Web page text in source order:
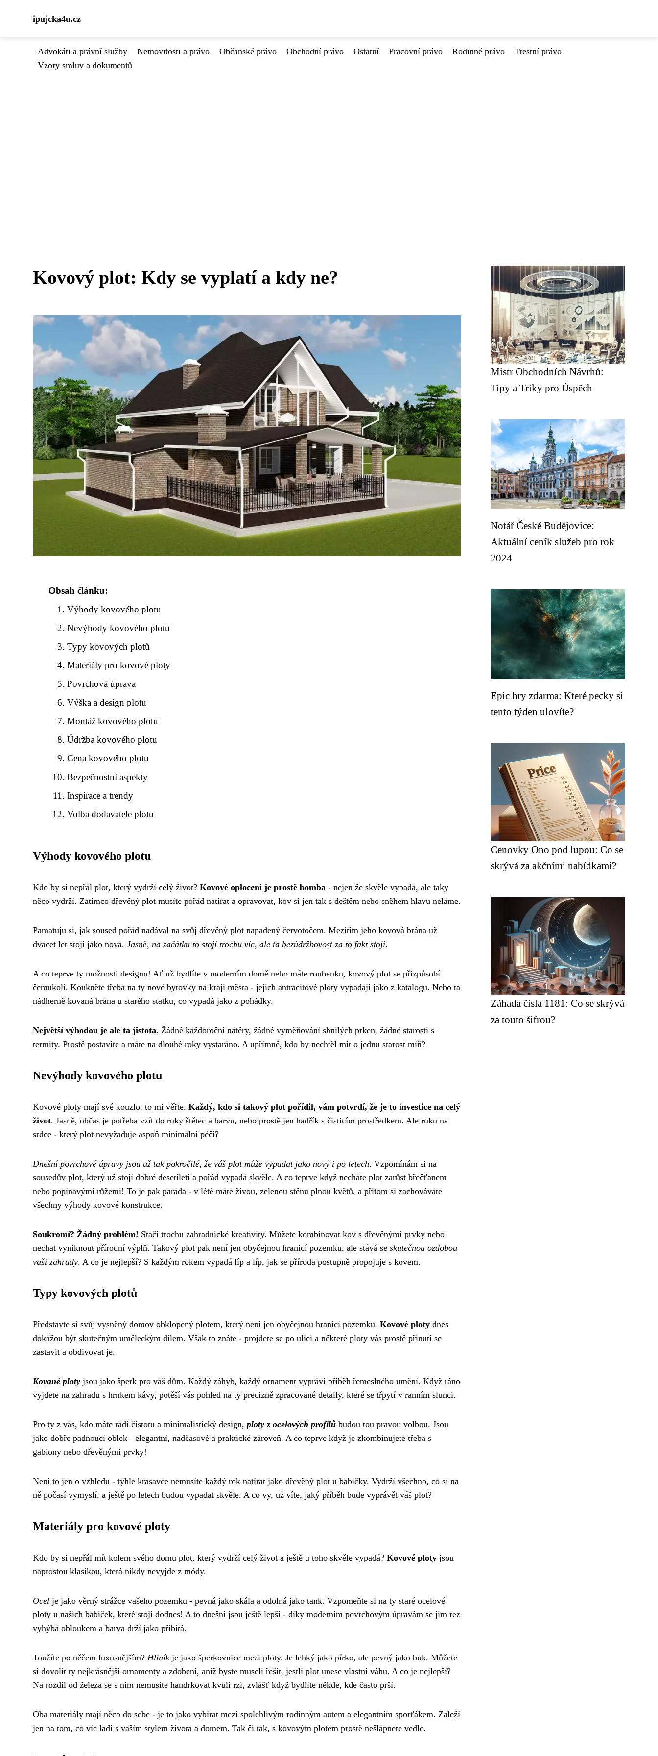
ipujcka4u.cz
Advokáti a právní služby Nemovitosti a právo Občanské právo Obchodní právo Ostatní Pracovní právo Rodinné právo
Trestní právo
Vzory smluv a dokumentů
Kovový plot: Kdy se vyplatí a kdy ne?
Obsah článku:
Výhody kovového plotu
Nevýhody kovového plotu
Typy kovových plotů
Materiály pro kovové ploty
Povrchová úprava
Výška a design plotu
Montáž kovového plotu
Údržba kovového plotu
Cena kovového plotu
Bezpečnostní aspekty
Inspirace a trendy
Volba dodavatele plotu
Výhody kovového plotu
Kdo by si nepřál plot, který vydrží celý život? Kovové oplocení je prostě bomba - nejen že skvěle vypadá, ale taky
něco vydrží. Zatímco dřevěný plot musíte pořád natírat a opravovat, kov si jen tak s deštěm nebo sněhem hlavu neláme.
Pamatuju si, jak soused pořád nadával na svůj dřevěný plot napadený červotočem. Mezitím jeho kovová brána už
dvacet let stojí jako nová. Jasně, na začátku to stojí trochu víc, ale ta bezúdržbovost za to fakt stojí.
A co teprve ty možnosti designu! Ať už bydlíte v moderním domě nebo máte roubenku, kovový plot se přizpůsobí
čemukoli. Koukněte třeba na ty nové bytovky na kraji města - jejich antracitové ploty vypadají jako z katalogu. Nebo ta
nádherně kovaná brána u starého statku, co vypadá jako z pohádky.
Největší výhodou je ale ta jistota. Žádné každoroční nátěry, žádné vyměňování shnilých prken, žádné starosti s
termity. Prostě postavíte a máte na dlouhé roky vystaráno. A upřímně, kdo by nechtěl mít o jednu starost míň?
Nevýhody kovového plotu
Kovové ploty mají své kouzlo, to mi věřte. Každý, kdo si takový plot pořídil, vám potvrdí, že je to investice na celý
život. Jasně, občas je potřeba vzít do ruky štětec a barvu, nebo prostě jen hadřík s čisticím prostředkem. Ale ruku na
srdce - který plot nevyžaduje aspoň minimální péči?
Dnešní povrchové úpravy jsou už tak pokročilé, že váš plot může vypadat jako nový i po letech. Vzpomínám si na
sousedův plot, který už stojí dobré desetiletí a pořád vypadá skvěle. A co teprve když necháte plot zarůst břečťanem
nebo popínavými růžemi! To je pak paráda - v létě máte živou, zelenou stěnu plnou květů, a přitom si zachováváte
všechny výhody kovové konstrukce.
Soukromí? Žádný problém! Stačí trochu zahradnické kreativity. Můžete kombinovat kov s dřevěnými prvky nebo
nechat vyniknout přírodní výplň. Takový plot pak není jen obyčejnou hranicí pozemku, ale stává se skutečnou ozdobou
vaší zahrady. A co je nejlepší? S každým rokem vypadá líp a líp, jak se příroda postupně propojuje s kovem.
Typy kovových plotů
Představte si svůj vysněný domov obklopený plotem, který není jen obyčejnou hranicí pozemku. Kovové ploty dnes
dokážou být skutečným uměleckým dílem. Však to znáte - projdete se po ulici a některé ploty vás prostě přinutí se
zastavit a obdivovat je.
Kované ploty jsou jako šperk pro váš dům. Každý záhyb, každý ornament vypráví příběh řemeslného umění. Když ráno
vyjdete na zahradu s hrnkem kávy, potěší vás pohled na ty precizně zpracované detaily, které se třpytí v ranním slunci.
Pro ty z vás, kdo máte rádi čistotu a minimalistický design, ploty z ocelových profilů budou tou pravou volbou. Jsou
jako dobře padnoucí oblek - elegantní, nadčasové a praktické zároveň. A co teprve když je zkombinujete třeba s
gabiony nebo dřevěnými prvky!
Není to jen o vzhledu - tyhle krasavce nemusíte každý rok natírat jako dřevěný plot u babičky. Vydrží všechno, co si na
ně počasí vymyslí, a ještě po letech budou vypadat skvěle. A co vy, už víte, jaký příběh bude vyprávět váš plot?
Materiály pro kovové ploty
Kdo by si nepřál mít kolem svého domu plot, který vydrží celý život a ještě u toho skvěle vypadá? Kovové ploty jsou
naprostou klasikou, která nikdy nevyjde z módy.
Ocel je jako věrný strážce vašeho pozemku - pevná jako skála a odolná jako tank. Vzpomeňte si na ty staré ocelové
ploty u našich babiček, které stojí dodnes! A to dnešní jsou ještě lepší - díky moderním povrchovým úpravám se jim rez
vyhýbá obloukem a barva drží jako přibitá.
Toužíte po něčem luxusnějším? Hliník je jako šperkovnice mezi ploty. Je lehký jako pírko, ale pevný jako buk. Můžete
si dovolit ty nejkrásnější ornamenty a zdobení, aniž byste museli řešit, jestli plot unese vlastní váhu. A co je nejlepší?
Na rozdíl od železa se s ním nemusíte handrkovat kvůli rzi, zvlášť když bydlíte někde, kde často prší.
Oba materiály mají něco do sebe - je to jako vybírat mezi spolehlivým rodinným autem a elegantním sporťákem. Záleží
jen na tom, co víc ladí s vaším stylem života a domem. Tak či tak, s kovovým plotem prostě nešlápnete vedle.
Mistr Obchodních Návrhů:
Tipy a Triky pro Úspěch
Notář České Budějovice:
Aktuální ceník služeb pro rok
2024
Epic hry zdarma: Které pecky si
tento týden ulovíte?
Cenovky Ono pod lupou: Co se
skrývá za akčními nabídkami?
Záhada čísla 1181: Co se skrývá
za touto šifrou?